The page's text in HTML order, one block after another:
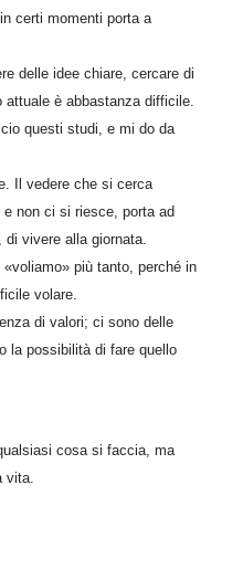
certi momenti porta a
delle idee chiare, cercare di
è abbastanza difficile.
questi studi, e mi do da
Il vedere che si cerca
non ci si riesce, porta ad
vivere alla giornata.
più tanto, perché in
volare.
di valori; ci sono delle
la possibilità di fare quello
cosa si faccia, ma
vita.